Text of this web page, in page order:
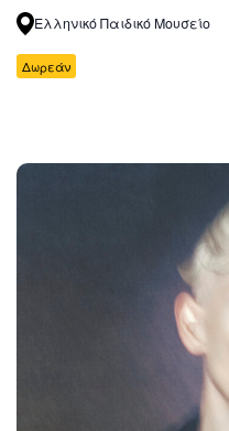
Ελληνικό Παιδικό Μουσείο
Δωρεάν